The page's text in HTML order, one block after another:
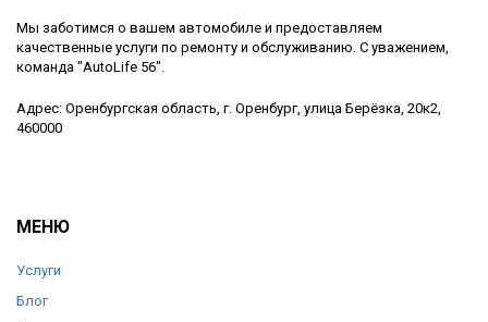
Мы заботимся о вашем автомобиле и предоставляем
качественные услуги по ремонту и обслуживанию. С уважением,
команда "AutoLife 56".
Адрес: Оренбургская область, г. Оренбург, улица Берёзка, 20к2,
460000
МЕНЮ
Услуги
Блог